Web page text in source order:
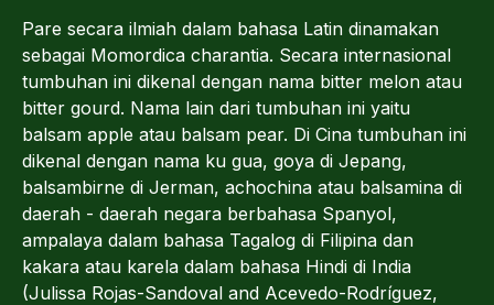
Pare secara ilmiah dalam bahasa Latin dinamakan
sebagai Momordica charantia. Secara internasional
tumbuhan ini dikenal dengan nama bitter melon atau
bitter gourd. Nama lain dari tumbuhan ini yaitu
balsam apple atau balsam pear. Di Cina tumbuhan ini
dikenal dengan nama ku gua, goya di Jepang,
balsambirne di Jerman, achochina atau balsamina di
daerah - daerah negara berbahasa Spanyol,
ampalaya dalam bahasa Tagalog di Filipina dan
kakara atau karela dalam bahasa Hindi di India
(Julissa Rojas-Sandoval and Acevedo-Rodríguez,